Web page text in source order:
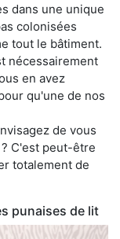
dans une unique
colonisées
tout le bâtiment.
nécessairement
en avez
qu'une de nos
de vous
C'est peut-être
totalement de
punaises de lit